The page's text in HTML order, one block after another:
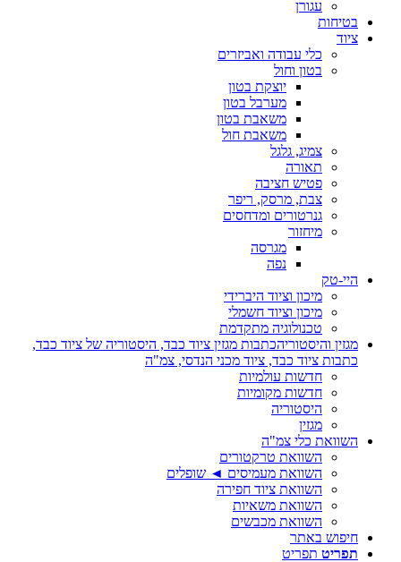
עגורן
בטיחות
ציוד
כלי עבודה ואביזרים
בטון וחול
יוצקת בטון
מערבל בטון
משאבת בטון
משאבת חול
צמיג, גלגל
תאורה
פטיש חציבה
צבת, מרסק, ריפר
גנרטורים ומדחסים
מיחזור
מגרסה
נפה
היי-טק
מיכון וציוד היברידי
מיכון וציוד חשמלי
טכנולוגיה מתקדמת
מגזין והיסטוריהכתבות מגזין ציוד כבד, היסטוריה של ציוד כבד,
כתבות ציוד כבד, ציוד מכני הנדסי, צמ"ה
חדשות עולמיות
חדשות מקומיות
היסטוריה
מגזין
השוואת כלי צמ"ה
השוואת טרקטורים
השוואת מעמיסים ◄ שופלים
השוואת ציוד חפירה
השוואת משאיות
השוואת מכבשים
חיפוש באתר
תפריט תפריט